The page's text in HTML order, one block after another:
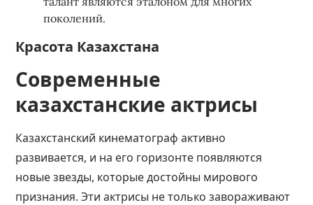
поколений.
Красота Казахстана
Современные
казахстанские актрисы
Казахстанский кинематограф активно
развивается, и на его горизонте появляются
новые звезды, которые достойны мирового
признания. Эти актрисы не только завораживают